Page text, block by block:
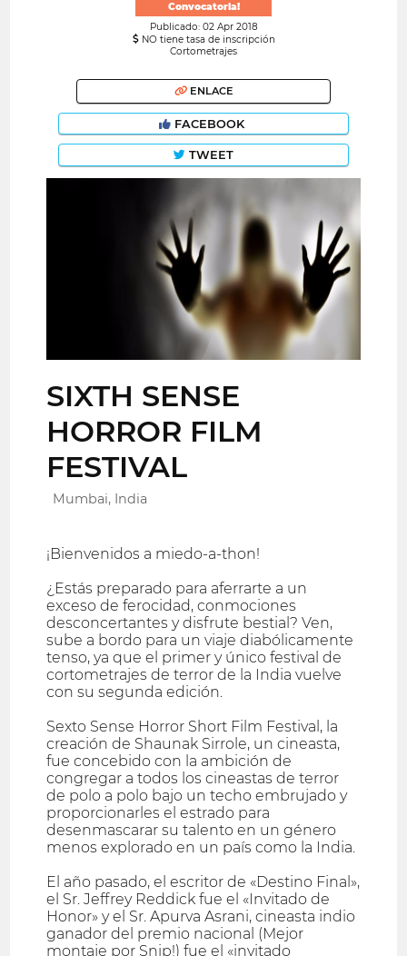
Convocatoria!
Publicado: 02 Apr 2018
NO tiene tasa de inscripción
Cortometrajes
ENLACE
FACEBOOK
TWEET
SIXTH SENSE
HORROR FILM
FESTIVAL
Mumbai, India
¡Bienvenidos a miedo-a-thon!
¿Estás preparado para aferrarte a un
exceso de ferocidad, conmociones
desconcertantes y disfrute bestial? Ven,
sube a bordo para un viaje diabólicamente
tenso, ya que el primer y único festival de
cortometrajes de terror de la India vuelve
con su segunda edición.
Sexto Sense Horror Short Film Festival, la
creación de Shaunak Sirrole, un cineasta,
fue concebido con la ambición de
congregar a todos los cineastas de terror
de polo a polo bajo un techo embrujado y
proporcionarles el estrado para
desenmascarar su talento en un género
menos explorado en un país como la India.
El año pasado, el escritor de «Destino Final»,
el Sr. Jeffrey Reddick fue el «Invitado de
Honor» y el Sr. Apurva Asrani, cineasta indio
ganador del premio nacional (Mejor
montaje por Snip!) fue el «invitado